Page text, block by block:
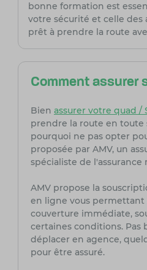
bonne formation est
votre sécurité et celle des
prêt à prendre la route
Comment assurer
Bien assurer votre quad /
prendre la route en toute
pourquoi ne pas opter
proposée par AMV, un
spécialiste de l'assurance
AMV propose la
en ligne vous
couverture immédiate,
certaines conditions. Pas
déplacer en agence,
pour être assuré.